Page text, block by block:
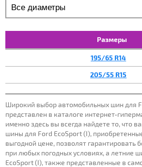
Размеры
195/65 R14
205/55 R15
Широкий выбор автомобильных шин для
представлен в каталоге интернет-
именно здесь вы всегда найдете то, что
шины для Ford EcoSport (I),
выгодной цене, позволят гарантировать
при любых погодных условиях, а летние
EcoSport (I), также представленные в